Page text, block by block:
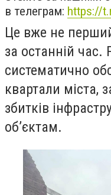
в телеграм: https://
Це вже не
за останній час.
систематично
квартали міста,
збитків
об’єктам.